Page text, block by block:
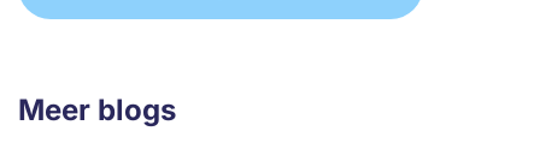
Meer blogs